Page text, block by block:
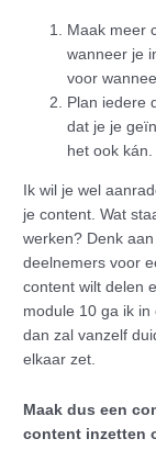
Maak meer
wanneer je
voor
Plan iedere
dat je je
het ook kán.
Ik wil je wel
je content. Wat
werken? Denk
deelnemers voor
content wilt delen
module 10 ga ik in
dan zal vanzelf
elkaar zet.
Maak dus een
content inzetten